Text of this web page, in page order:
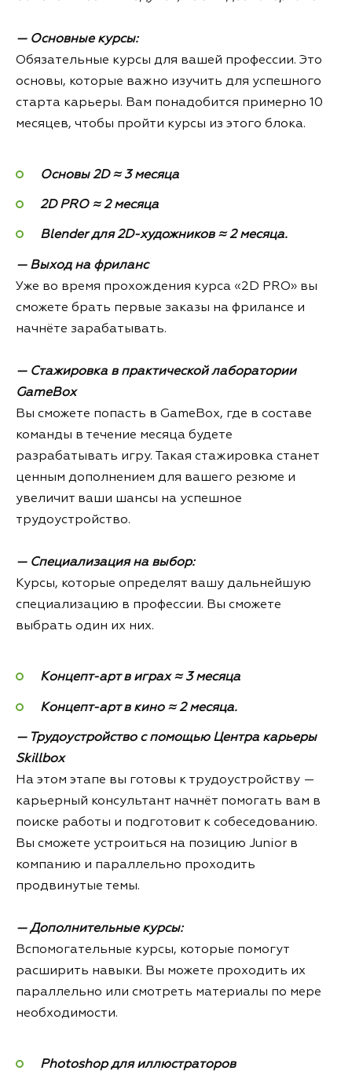
— Основные курсы:
Обязательные курсы для вашей профессии. Это
основы, которые важно изучить для успешного
старта карьеры. Вам понадобится примерно 10
месяцев, чтобы пройти курсы из этого блока.
Основы 2D ≈ 3 месяца
2D PRO ≈ 2 месяца
Blender для 2D-художников ≈ 2 месяца.
— Выход на фриланс
Уже во время прохождения курса «2D PRO» вы
сможете брать первые заказы на фрилансе и
начнёте зарабатывать.
— Стажировка в практической лаборатории
GameBox
Вы сможете попасть в GameBox, где в составе
команды в течение месяца будете
разрабатывать игру. Такая стажировка станет
ценным дополнением для вашего резюме и
увеличит ваши шансы на успешное
трудоустройство.
— Специализация на выбор:
Курсы, которые определят вашу дальнейшую
специализацию в профессии. Вы сможете
выбрать один их них.
Концепт-арт в играх ≈ 3 месяца
Концепт-арт в кино ≈ 2 месяца.
— Трудоустройство с помощью Центра карьеры
Skillbox
На этом этапе вы готовы к трудоустройству —
карьерный консультант начнёт помогать вам в
поиске работы и подготовит к собеседованию.
Вы сможете устроиться на позицию Junior в
компанию и параллельно проходить
продвинутые темы.
— Дополнительные курсы:
Вспомогательные курсы, которые помогут
расширить навыки. Вы можете проходить их
параллельно или смотреть материалы по мере
необходимости.
Photoshop для иллюстраторов